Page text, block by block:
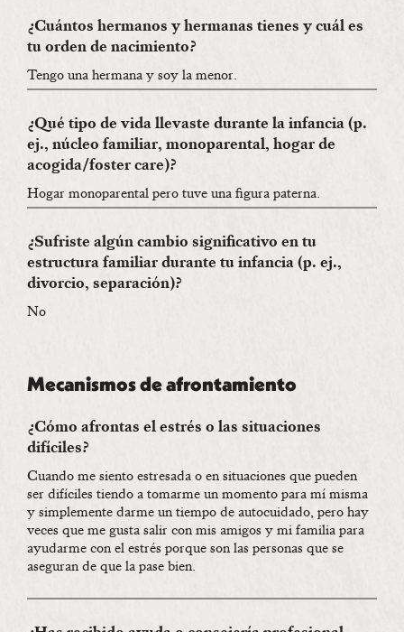
¿Cuántos hermanos y hermanas tienes y cuál es
tu orden de nacimiento?
Tengo una hermana y soy la menor.
¿Qué tipo de vida llevaste durante la infancia (p.
ej., núcleo familiar, monoparental, hogar de
acogida/foster care)?
Hogar monoparental pero tuve una figura paterna.
¿Sufriste algún cambio significativo en tu
estructura familiar durante tu infancia (p. ej.,
divorcio, separación)?
No
Mecanismos de afrontamiento
¿Cómo afrontas el estrés o las situaciones
difíciles?
Cuando me siento estresada o en situaciones que pueden
ser difíciles tiendo a tomarme un momento para mí misma
y simplemente darme un tiempo de autocuidado, pero hay
veces que me gusta salir con mis amigos y mi familia para
ayudarme con el estrés porque son las personas que se
aseguran de que la pase bien.